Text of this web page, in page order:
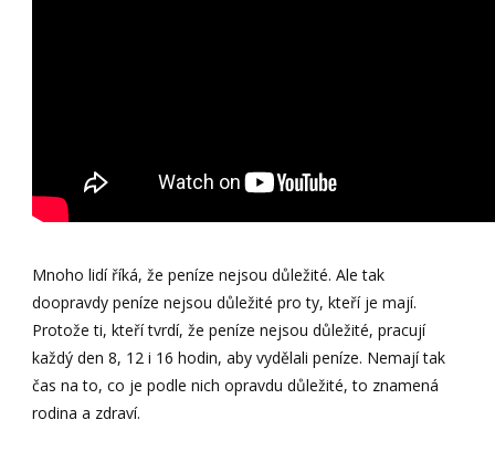
Mnoho lidí říká, že peníze nejsou důležité. Ale tak
doopravdy peníze nejsou důležité pro ty, kteří je mají.
Protože ti, kteří tvrdí, že peníze nejsou důležité, pracují
každý den 8, 12 i 16 hodin, aby vydělali peníze. Nemají tak
čas na to, co je podle nich opravdu důležité, to znamená
rodina a zdraví.